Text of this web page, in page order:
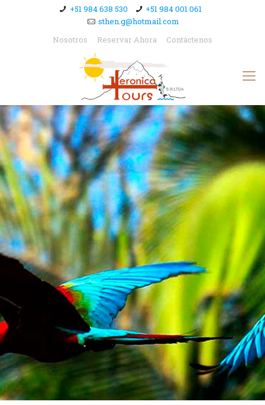
+51 984 638 530
+51 984 001 061
sthen.g@hotmail.com
Nosotros
Reservar Ahora Contáctenos